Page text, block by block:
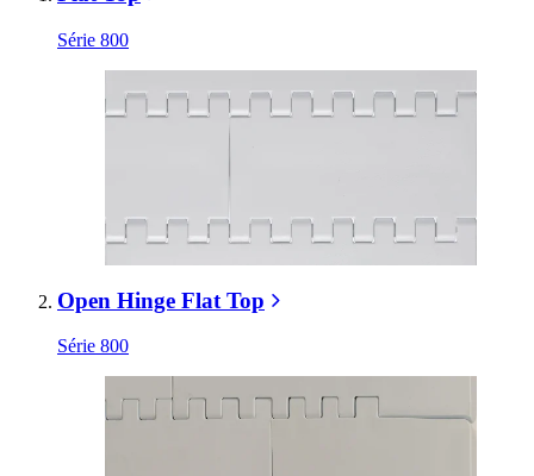
Série 800
Open Hinge Flat Top
Série 800